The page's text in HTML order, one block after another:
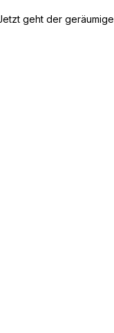
geht der geräumige